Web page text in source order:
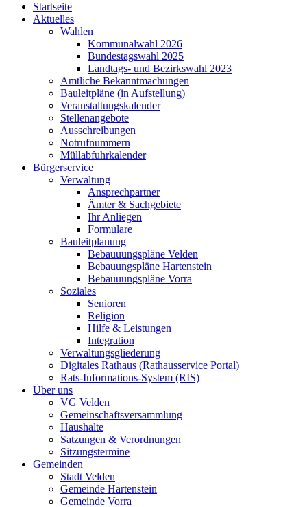
Startseite
Aktuelles
Wahlen
Kommunalwahl 2026
Bundestagswahl 2025
Landtags- und Bezirkswahl 2023
Amtliche Bekanntmachungen
Bauleitpläne (in Aufstellung)
Veranstaltungskalender
Stellenangebote
Ausschreibungen
Notrufnummern
Müllabfuhrkalender
Bürgerservice
Verwaltung
Ansprechpartner
Ämter & Sachgebiete
Ihr Anliegen
Formulare
Bauleitplanung
Bebauuungspläne Velden
Bebauungspläne Hartenstein
Bebauuungspläne Vorra
Soziales
Senioren
Religion
Hilfe & Leistungen
Integration
Verwaltungsgliederung
Digitales Rathaus (Rathausservice Portal)
Rats-Informations-System (RIS)
Über uns
VG Velden
Gemeinschaftsversammlung
Haushalte
Satzungen & Verordnungen
Sitzungstermine
Gemeinden
Stadt Velden
Gemeinde Hartenstein
Gemeinde Vorra